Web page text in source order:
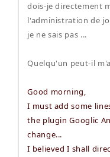
dois-je directement
l'administration de
je ne sais pas ...
Quelqu'un peut-il
Good morning,
I must add some
the plugin Googlic
change...
I believed I shall